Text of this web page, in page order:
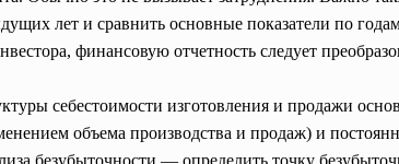
лет и сравнить основные показатели по
финансовую отчетность следует
себестоимости изготовления и продажи
объема производства и продаж) и
безубыточности — определить точку